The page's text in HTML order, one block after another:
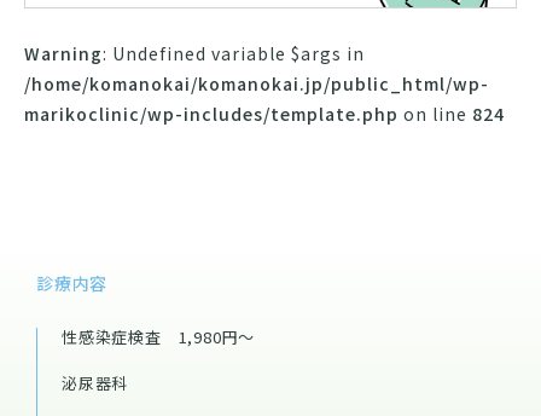
Warning: Undefined variable $args in
/home/komanokai/komanokai.jp/public_html/wp-
marikoclinic/wp-includes/template.php on line 824
診療内容
性感染症検査 1,980円～
泌尿器科